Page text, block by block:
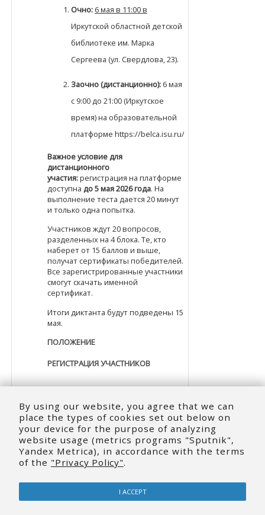
Очно: 6 мая в 11:00 в
Иркутской областной детской
библиотеке им. Марка
Сергеева (ул. Свердлова, 23).
Заочно (дистанционно):6 мая
с 9:00 до 21:00 (Иркутское
время) на образовательной
платформе https://belca.isu.ru/.
Важное условие для
дистанционного
участия:регистрация на платформе
доступна до 5 мая 2026 года. На
выполнение теста дается 20 минут
и только одна попытка.
Участников ждут 20 вопросов,
разделенных на 4 блока. Те, кто
наберет от 15 баллов и выше,
получат сертификаты победителей.
Все зарегистрированные участники
смогут скачать именной
сертификат.
Итоги диктанта будут подведены 15
мая.
ПОЛОЖЕНИЕ
РЕГИСТРАЦИЯ УЧАCТНИКОВ
Постоянная ссылка
Обсудить эту тему (Пока 0 ответов)
Всероссийский конкурс видеоуроков
(занятий) по физической культуре
физкультурном образовании в
дошкольных образовательных
By using our website, you agree that we can
place the types of cookies set out below on
your device for the purpose of analyzing
website usage (metrics programs "Sputnik",
Yandex Metrica), in accordance with the terms
of the "Privacy Policy".
I ACCEPT